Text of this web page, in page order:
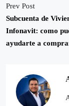
Prev Post
Subcuenta de
Infonavit: como
ayudarte a